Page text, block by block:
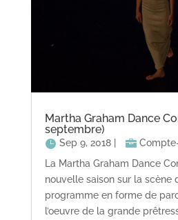
Martha Graham Dance
septembre)
Sep 9, 2018|
La Martha Graham Dance
nouvelle saison sur la scène
programme en forme de
l’oeuvre de la grande